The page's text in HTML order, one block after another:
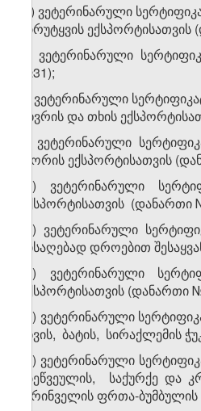
„ჭ) ვეტერინარული
პირუტყვის
ხ) ვეტერინარული
№31);
ჯ) ვეტერინარული
ცხვრის და თხის
ჰ) ვეტერინარული
ღორის ექსპორტისათვის
) ვეტერინარული
ექსპორტისათვის (დანართი
) ვეტერინარული
მისაღებად დროებით
) ვეტერინარული
ექსპორტისათვის (დანართი
) ვეტერინარული
იხვის, ბატის, სირაქლემის
) ვეტერინარული
ბეწვეულის, საქურქე და
ფრინველის ფრთა-